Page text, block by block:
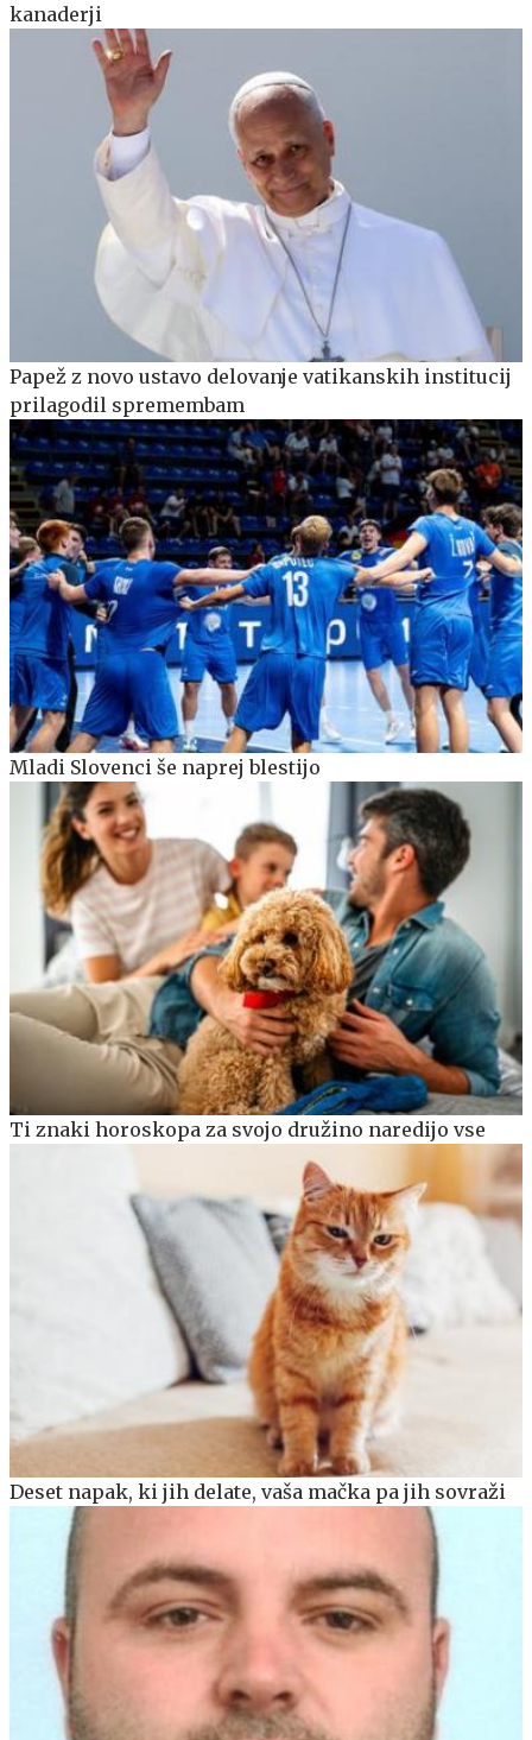
kanaderji
Papež z novo ustavo delovanje vatikanskih institucij
prilagodil spremembam
Mladi Slovenci še naprej blestijo
Ti znaki horoskopa za svojo družino naredijo vse
Deset napak, ki jih delate, vaša mačka pa jih sovraži